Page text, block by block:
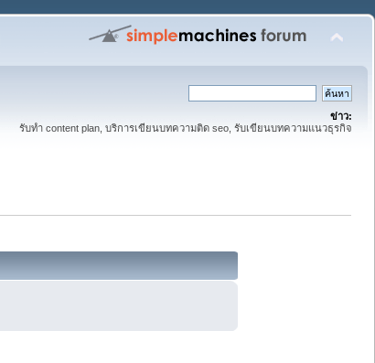
ข่าว:
รับทำ content plan, บริการเขียนบทความติด seo, รับเขียนบทความแนวธุรกิจ